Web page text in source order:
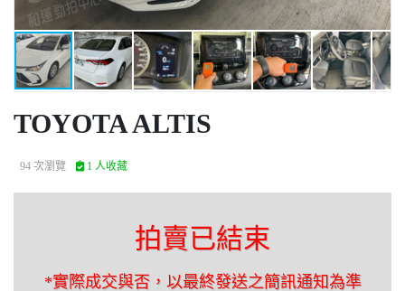
TOYOTA ALTIS
94 次瀏覽 1 人收藏
拍賣已結束
*實際成交與否，以最終發送之簡訊通知為準